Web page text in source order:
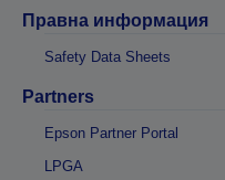
Правна информация
Safety Data Sheets
Partners
Epson Partner Portal
LPGA